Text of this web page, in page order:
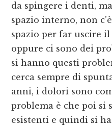
da spingere i denti,
spazio interno, non
spazio per far uscire
oppure ci sono dei
si hanno questi
cerca sempre di
anni, i dolori sono
problema è che poi si
esistenti e quindi si